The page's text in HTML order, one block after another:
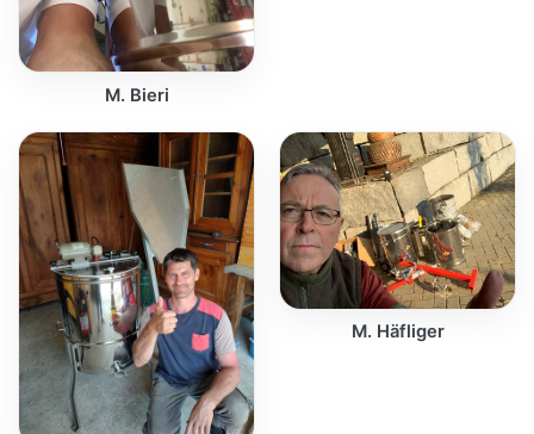
M. Bieri
M. Häfliger